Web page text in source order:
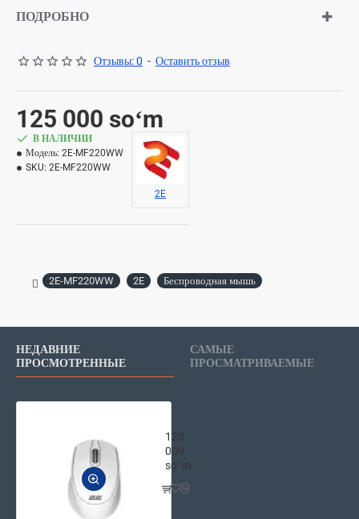
ПОДРОБНО
Отзывы: 0 - Оставить отзыв
125 000 soʻm
В НАЛИЧИИ
Модель: 2E-MF220WW
SKU: 2E-MF220WW
2E
2E-MF220WW 2E Беспроводная мышь
НЕДАВНИЕ
ПРОСМОТРЕННЫЕ
САМЫЕ
ПРОСМАТРИВАЕМЫЕ
125
000
soʻm